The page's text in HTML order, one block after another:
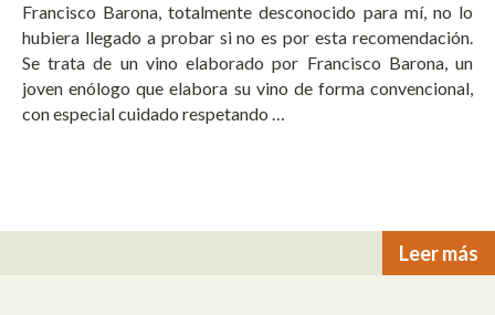
Francisco Barona, totalmente desconocido para mí, no lo
hubiera llegado a probar si no es por esta recomendación.
Se trata de un vino elaborado por Francisco Barona, un
joven enólogo que elabora su vino de forma convencional,
con especial cuidado respetando …
Leer más